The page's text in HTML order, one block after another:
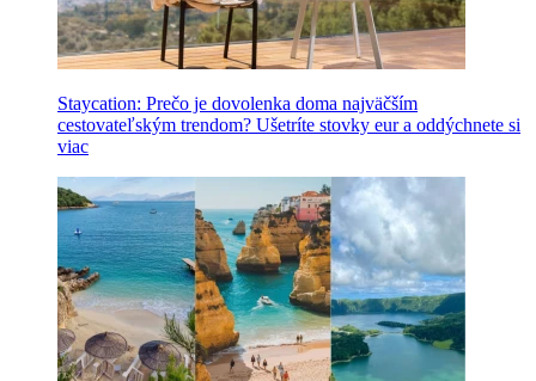
Staycation: Prečo je dovolenka doma najväčším
cestovateľským trendom? Ušetríte stovky eur a oddýchnete si
viac